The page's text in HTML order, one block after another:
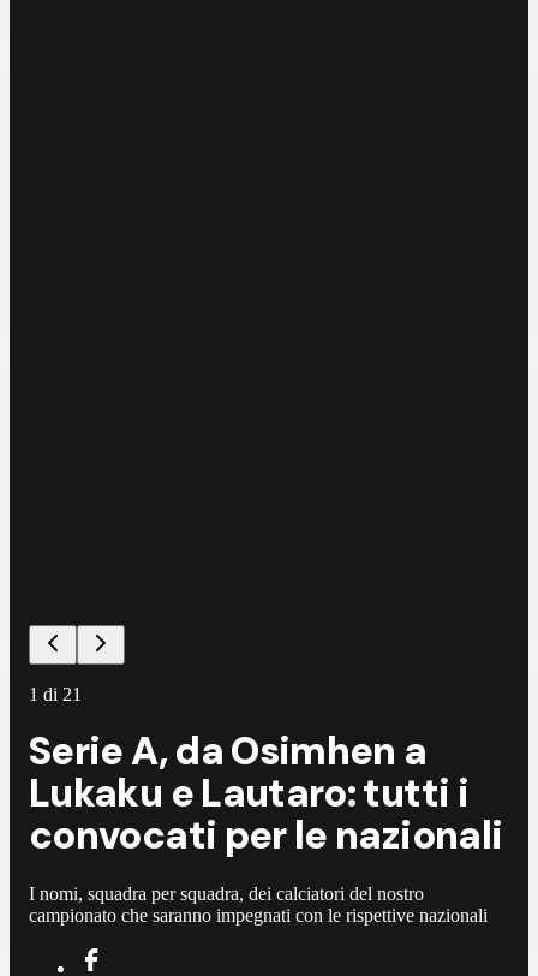
1 di 21
Serie A, da Osimhen a
Lukaku e Lautaro: tutti i
convocati per le nazionali
I nomi, squadra per squadra, dei calciatori del nostro
campionato che saranno impegnati con le rispettive nazionali